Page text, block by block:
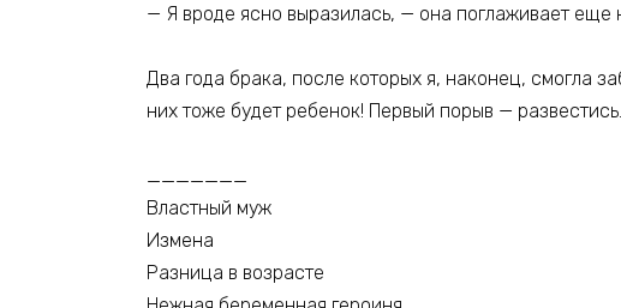
— Я вроде ясно выразилась, — она поглаживает
Два года брака, после которых я, наконец, смогла
них тоже будет ребенок! Первый порыв —
_______
Властный муж
Измена
Разница в возрасте